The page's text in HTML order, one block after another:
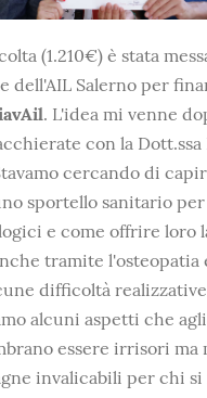
(1.210€) è stata
dell'AIL Salerno per
. L'idea mi venne
con la Dott.ssa
cercando di
sportello sanitario
e come offrire loro
tramite l'osteopatia
difficoltà
alcuni aspetti che
essere irrisori ma
invalicabili per chi